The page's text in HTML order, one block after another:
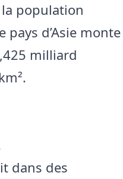
population
d’Asie monte
milliard
dans des